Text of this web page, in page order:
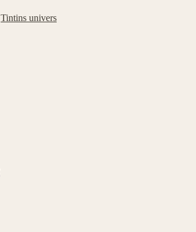
Tintins univers